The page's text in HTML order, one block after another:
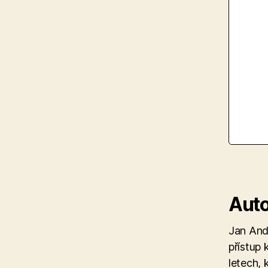
Jan
přístup
letech,